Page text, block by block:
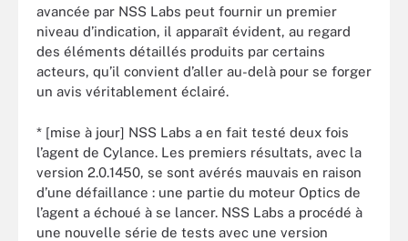
avancée par NSS Labs peut fournir un premier
niveau d’indication, il apparaît évident, au regard
des éléments détaillés produits par certains
acteurs, qu’il convient d’aller au-delà pour se forger
un avis véritablement éclairé.
* [mise à jour] NSS Labs a en fait testé deux fois
l’agent de Cylance. Les premiers résultats, avec la
version 2.0.1450, se sont avérés mauvais en raison
d’une défaillance : une partie du moteur Optics de
l’agent a échoué à se lancer. NSS Labs a procédé à
une nouvelle série de tests avec une version